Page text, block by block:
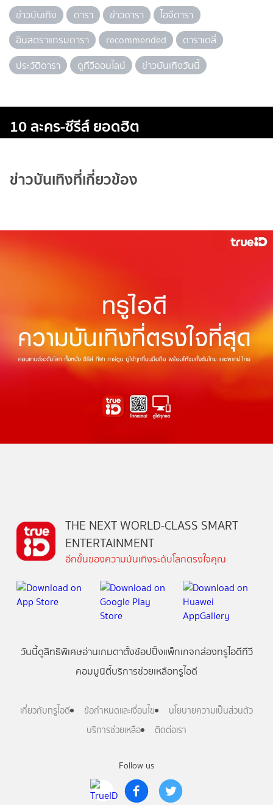
ข่าวบันเทิง ดารา ข่าวดารา
ไอจีดารา
อินสตราแกรมดารา
recommended
ดาราเดลี่
ประวัติดารา
ดูทีวีออนไลน์ ข่าวบันเทิงวันนี้
10 ละคร-ซีรีส์ ยอดฮิต
ข่าวบันเทิงที่เกี่ยวข้อง
Follow us
THE NEXT WORLD-CLASS SMART
ENTERTAINMENT
อีกขั้นของความบันเทิงระดับโลกตรงใจคุณ
วันนี้ดูสิทธิพิเศษอ่านเกมตาตั้งช้อปปิ้งแพ็กเกจกล่องทรูไอดีทีวี
คอมมูนิตี้บริการช่วยเหลือทรูไอดี
เกี่ยวกับทรูไอดี ข้อกำหนดและเงื่อนไข
นโยบายความเป็นส่วนตัว
บริการช่วยเหลือ
ติดต่อเรา